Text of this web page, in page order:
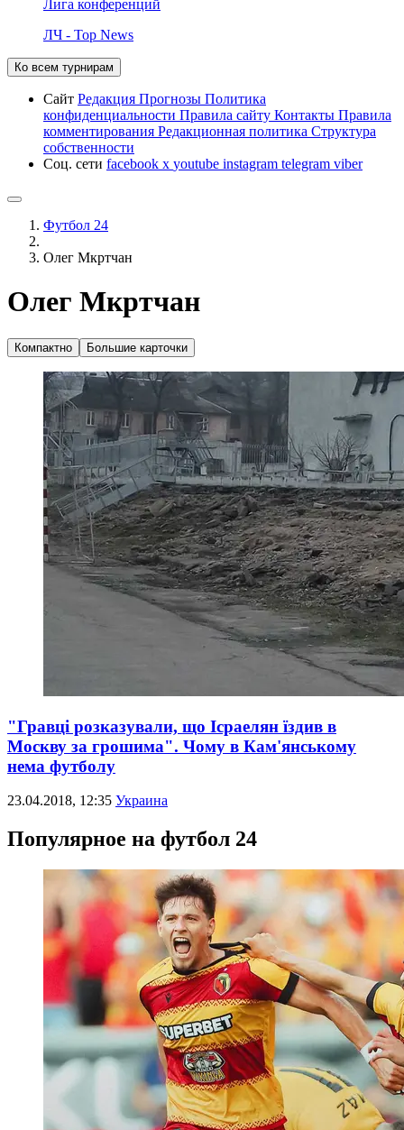
Лига конференций
ЛЧ - Top News
Ко всем турнирам
Сайт Редакция Прогнозы Политика
конфиденциальности Правила сайту Контакты Правила
комментирования Редакционная политика Структура
собственности
Соц. сети facebook x youtube instagram telegram viber
Футбол 24
Олег Мкртчан
Олег Мкртчан
Компактно Большие карточки
"Гравці розказували, що Ісраелян їздив в
Москву за грошима". Чому в Кам'янському
нема футболу
23.04.2018, 12:35 Украина
Популярное на футбол 24